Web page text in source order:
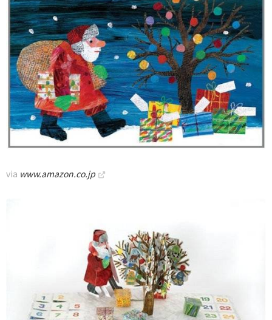
via www.amazon.co.jp